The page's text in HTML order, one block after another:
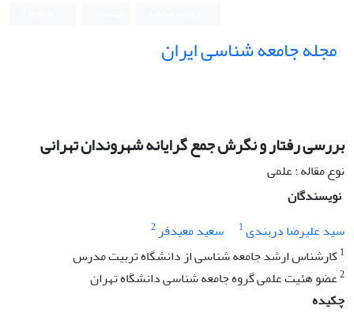
مجله جامعه شناسی ایران
بررسی رفتار و نگرش جمع گرایانه شهروندان تهرانی
نوع مقاله : علمی
نویسندگان
سید علیرضا دربندی1 سعید معیدفر2
1کارشناس ارشد جامعه شناسی از دانشگاه تربیت مدرس
2عضو هئیت علمی گروه جامعه شناسی دانشگاه تهران
چکیده